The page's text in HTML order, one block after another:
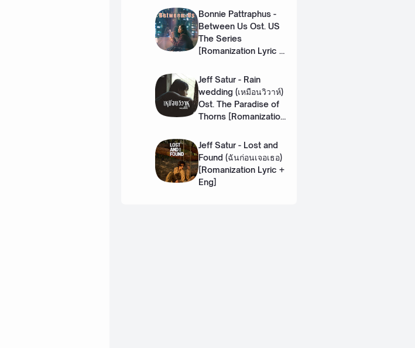
Bonnie Pattraphus -
Between Us Ost. US
The Series
[Romanization Lyric +
Jeff Satur - Rain
wedding (เหมือนวิวาห์)
Ost. The Paradise of
Thorns [Romanization
Jeff Satur - Lost and
Found (ฉันก่อนเจอเธอ)
[Romanization Lyric +
Eng]